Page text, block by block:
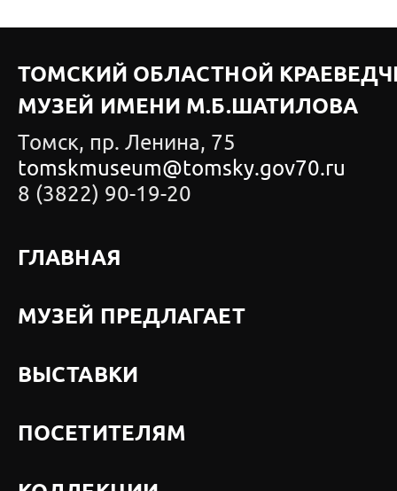
ТОМСКИЙ ОБЛАСТНОЙ
МУЗЕЙ ИМЕНИ М.Б.ШАТИЛОВА
Томск, пр. Ленина, 75
tomskmuseum@tomsky.gov70.ru
8 (3822) 90-19-20
ГЛАВНАЯ
МУЗЕЙ ПРЕДЛАГАЕТ
ВЫСТАВКИ
ПОСЕТИТЕЛЯМ